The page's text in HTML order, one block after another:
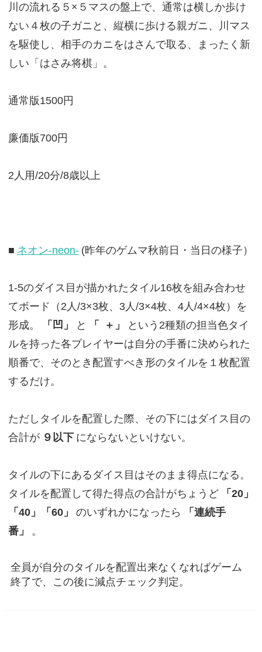
川の流れる５×５マスの盤上で、通常は横しか歩け
ない４枚の子ガニと、縦横に歩ける親ガニ、川マス
を駆使し、相手のカニをはさんで取る、まったく新
しい「はさみ将棋」。
通常版1500円
廉価版700円
2人用/20分/8歳以上
■ ネオン-neon- (昨年のゲムマ秋前日・当日の様子）
1-5のダイス目が描かれたタイル16枚を組み合わせ
てボード（2人/3×3枚、3人/3×4枚、4人/4×4枚）を
形成。
「凹」 と 「 ＋」
という2種類の担当色タイ
ルを持った各プレイヤーは自分の手番に決められた
順番で、そのとき配置すべき形のタイルを１枚配置
するだけ。
ただしタイルを配置した際、その下にはダイス目の
合計が ９以下 にならないといけない。
タイルの下にあるダイス目はそのまま得点になる。
タイルを配置して得た得点の合計がちょうど
「20」
「40」「60」
のいずれかになったら
「連続手
番」
。
全員が自分のタイルを配置出来なくなればゲーム
終了で、この後に減点チェック判定。